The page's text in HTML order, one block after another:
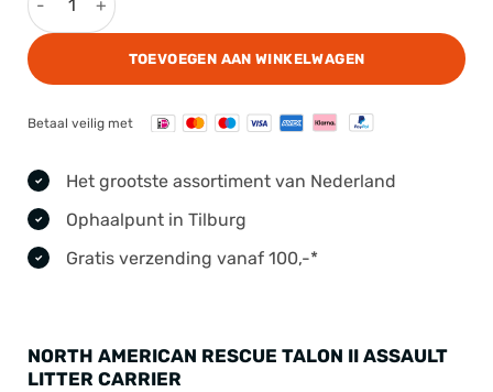
TOEVOEGEN AAN WINKELWAGEN
Betaal veilig met
Het grootste assortiment van Nederland
Ophaalpunt in Tilburg
Gratis verzending vanaf 100,-*
NORTH AMERICAN RESCUE TALON II ASSAULT
LITTER CARRIER